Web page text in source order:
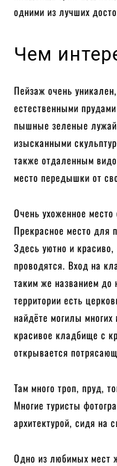
одними из лучших
Чем
Пейзаж очень
естественными
пышные зеленые
изысканными
также отдаленным
место передышки от
Очень ухоженное
Прекрасное место для
Здесь уютно и
проводятся. Вход на
таким же названием до
территории есть
найдёте могилы
красивое кладбище с
открывается
Там много троп, пруд,
Многие туристы
архитектурой, сидя на
Одно из любимых мест